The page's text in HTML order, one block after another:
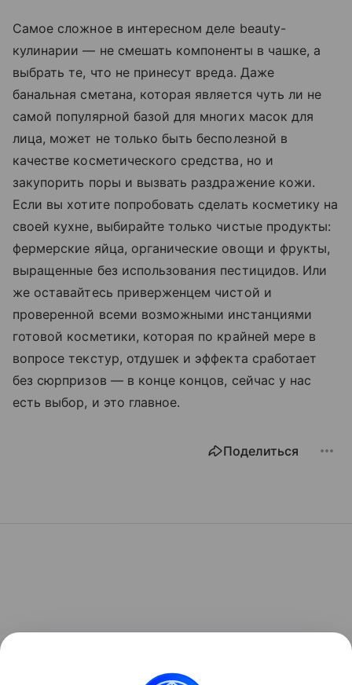
Самое сложное в интересном деле beauty-
кулинарии — не смешать компоненты в чашке, а
выбрать те, что не принесут вреда. Даже
банальная сметана, которая является чуть ли не
самой популярной базой для многих масок для
лица, может не только быть бесполезной в
качестве косметического средства, но и
закупорить поры и вызвать раздражение кожи.
Если вы хотите попробовать сделать косметику на
своей кухне, выбирайте только чистые продукты:
фермерские яйца, органические овощи и фрукты,
выращенные без использования пестицидов. Или
же оставайтесь приверженцем чистой и
проверенной всеми возможными инстанциями
готовой косметики, которая по крайней мере в
вопросе текстур, отдушек и эффекта сработает
без сюрпризов — в конце концов, сейчас у нас
есть выбор, и это главное.
Поделиться